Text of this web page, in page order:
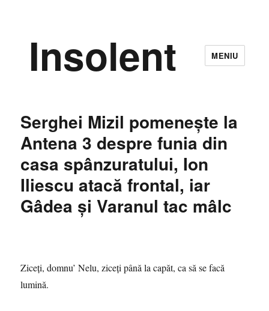
Insolent MENIU
Serghei Mizil pomeneşte la
Antena 3 despre funia din
casa spânzuratului, Ion
Iliescu atacă frontal, iar
Gâdea şi Varanul tac mâlc
Ziceţi, domnu’ Nelu, ziceţi până la capăt, ca să se facă
lumină.